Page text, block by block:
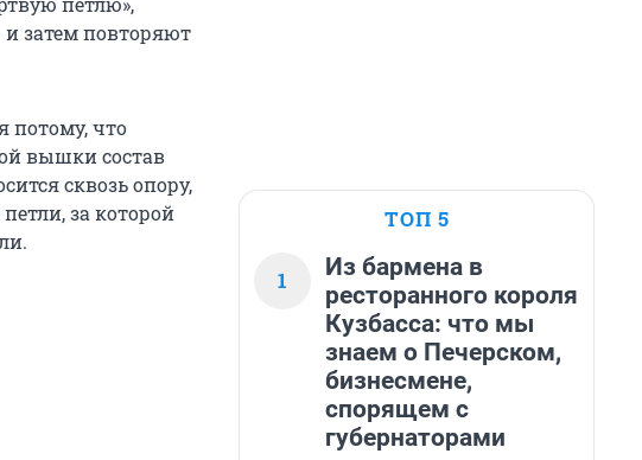
затем повторяют
потому, что
вышки состав
сквозь опору,
за которой
ТОП 5
1
Из бармена в
ресторанного короля
Кузбасса: что мы
знаем о Печерском,
бизнесмене,
спорящем с
губернаторами